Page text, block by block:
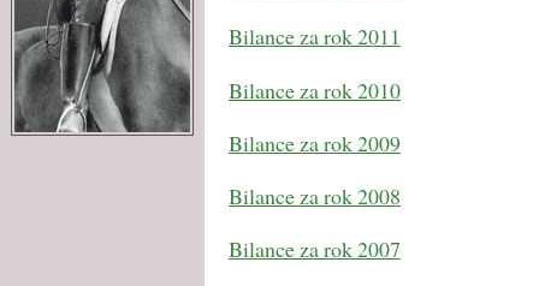
Bilance za rok 2011
Bilance za rok 2010
Bilance za rok 2009
Bilance za rok 2008
Bilance za rok 2007